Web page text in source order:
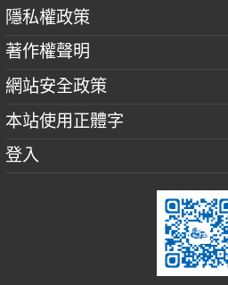
隱私權政策
著作權聲明
網站安全政策
本站使用正體字
登入